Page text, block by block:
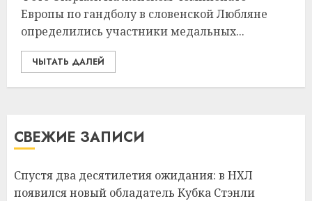
Европы по гандболу в словенской Любляне
определились участники медальных...
ЧЫТАТЬ ДАЛЕЙ
СВЕЖИЕ ЗАПИСИ
Спустя два десятилетия ожидания: в НХЛ
появился новый обладатель Кубка Стэнли